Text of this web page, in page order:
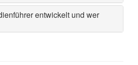
entwickelt und wer